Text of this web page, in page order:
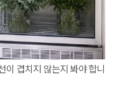
이 겹치지 않는지 봐야 합니